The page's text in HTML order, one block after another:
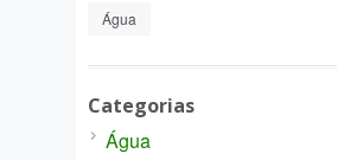
Água
Categorias
Água